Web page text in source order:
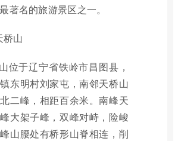
著名的旅游景区之一。
桥山
位于辽宁省铁岭市昌图县，
东明村刘家屯，南邻天桥山
二峰，相距百余米。南峰天
大架子峰，双峰对峙，险峻
山腰处有桥形山脊相连，削